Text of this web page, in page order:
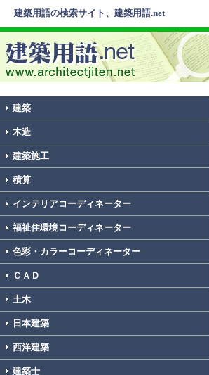
建築用語の検索サイト、建築用語.net
建築
木造
建築施工
積算
インテリアコーディネーター
福祉住環境コーディネーター
色彩・カラーコーディネーター
ＣＡＤ
土木
日本建築
西洋建築
建築士